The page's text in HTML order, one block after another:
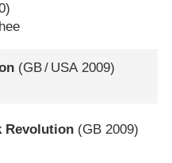
(GB/ USA 2009)
Revolution (GB 2009)